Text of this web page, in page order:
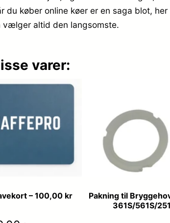
du køber online køer er en saga blot,
vælger altid den langsomste.
varer:
– 100,00 kr
Pakning til
361S/561S/